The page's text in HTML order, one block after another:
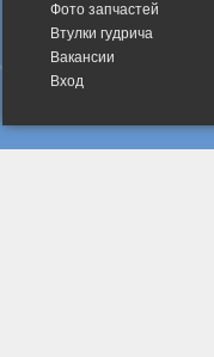
Фото запчастей
Втулки гудрича
Вакансии
Вход